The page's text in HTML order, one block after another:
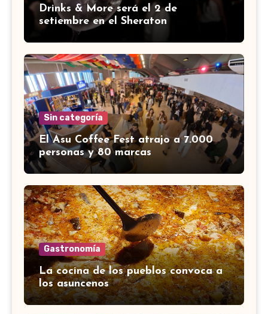
Drinks & More será el 2 de
setiembre en el Sheraton
Sin categoría
El Asu Coffee Fest atrajo a 7.000
personas y 80 marcas
Gastronomía
La cocina de los pueblos convoca a
los asuncenos